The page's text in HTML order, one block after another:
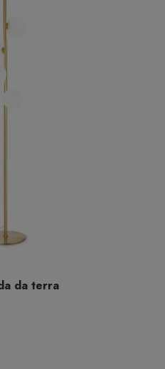
da terra